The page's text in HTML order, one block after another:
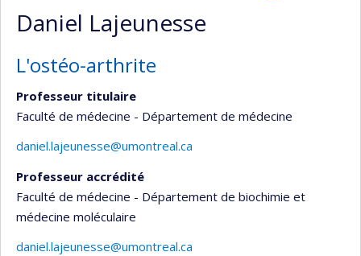
Daniel Lajeunesse
L'ostéo-arthrite
Professeur titulaire
Faculté de médecine - Département de médecine
daniel.lajeunesse@umontreal.ca
Professeur accrédité
Faculté de médecine - Département de biochimie et
médecine moléculaire
daniel.lajeunesse@umontreal.ca